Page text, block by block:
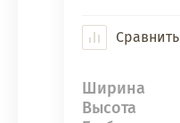
Сравнить
Ширина
Высота